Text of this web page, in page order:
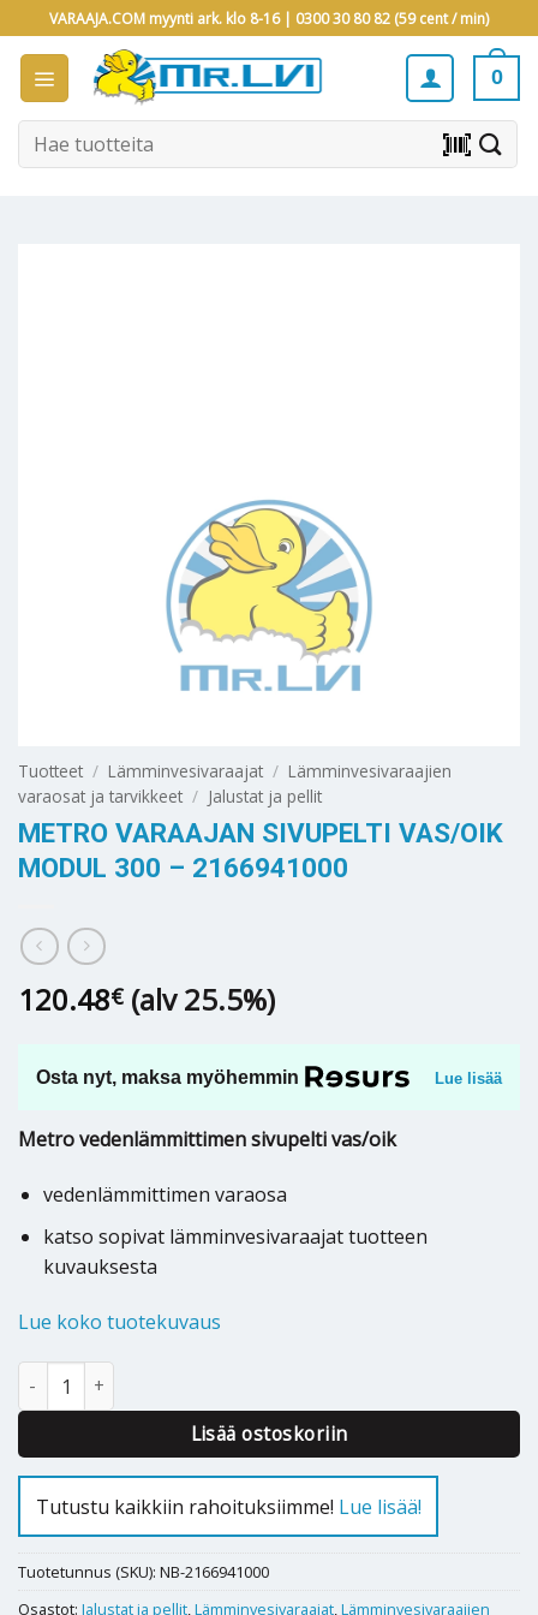
to
content
VARAAJA.COM myynti ark. klo 8-16 | 0300 30 80 82 (59 cent / min)
0
Etsi: barcode_scanner
Tuotteet / Lämminvesivaraajat / Lämminvesivaraajien
varaosat ja tarvikkeet / Jalustat ja pellit
METRO VARAAJAN SIVUPELTI VAS/OIK
MODUL 300 – 2166941000
120.48€ (alv 25.5%)
Osta nyt, maksa myöhemmin Lue lisää
Metro vedenlämmittimen sivupelti vas/oik
vedenlämmittimen varaosa
katso sopivat lämminvesivaraajat tuotteen
kuvauksesta
Lue koko tuotekuvaus
Metro varaajan sivupelti vas/oik MODUL 300 - 2166941000 määrä
Lisää ostoskoriin
Tutustu kaikkiin rahoituksiimme! Lue lisää!
Tuotetunnus (SKU): NB-2166941000
Osastot: Jalustat ja pellit,Lämminvesivaraajat,Lämminvesivaraajien